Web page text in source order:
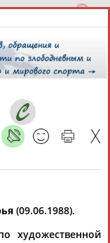
года,
поиск
(09.06.1988).
художественной